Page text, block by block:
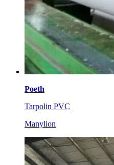
Poeth
Tarpolin PVC
Manylion